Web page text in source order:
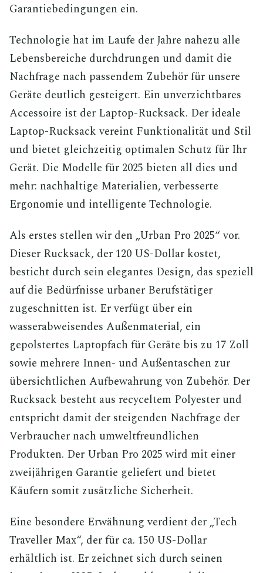
Garantiebedingungen ein.
Technologie hat im Laufe der Jahre nahezu alle
Lebensbereiche durchdrungen und damit die
Nachfrage nach passendem Zubehör für unsere
Geräte deutlich gesteigert. Ein unverzichtbares
Accessoire ist der Laptop-Rucksack. Der ideale
Laptop-Rucksack vereint Funktionalität und Stil
und bietet gleichzeitig optimalen Schutz für Ihr
Gerät. Die Modelle für 2025 bieten all dies und
mehr: nachhaltige Materialien, verbesserte
Ergonomie und intelligente Technologie.
Als erstes stellen wir den „Urban Pro 2025“ vor.
Dieser Rucksack, der 120 US-Dollar kostet,
besticht durch sein elegantes Design, das speziell
auf die Bedürfnisse urbaner Berufstätiger
zugeschnitten ist. Er verfügt über ein
wasserabweisendes Außenmaterial, ein
gepolstertes Laptopfach für Geräte bis zu 17 Zoll
sowie mehrere Innen- und Außentaschen zur
übersichtlichen Aufbewahrung von Zubehör. Der
Rucksack besteht aus recyceltem Polyester und
entspricht damit der steigenden Nachfrage der
Verbraucher nach umweltfreundlichen
Produkten. Der Urban Pro 2025 wird mit einer
zweijährigen Garantie geliefert und bietet
Käufern somit zusätzliche Sicherheit.
Eine besondere Erwähnung verdient der „Tech
Traveller Max“, der für ca. 150 US-Dollar
erhältlich ist. Er zeichnet sich durch seinen